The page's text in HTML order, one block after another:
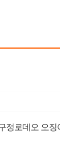
정로데오 오징